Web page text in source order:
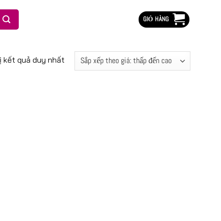
GIỎ HÀNG
kết quả duy nhất